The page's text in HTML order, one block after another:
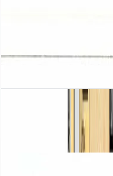
Hayat,